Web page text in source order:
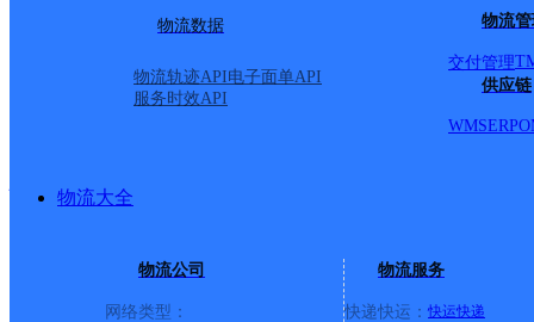
物流数据
物流轨迹API电子面单API
服务时效API
物流
交付管理
供应链
WMSERP
物流大全
物流公司
网络类型：
物流服务
快递快运： 快运快递
合乡政府
派送范围:-详情
瑞塔铺邮政支局
邮政国内 更多号码地址